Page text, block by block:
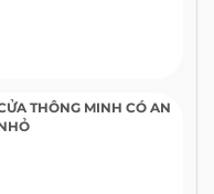
THÔNG MINH CÓ AN